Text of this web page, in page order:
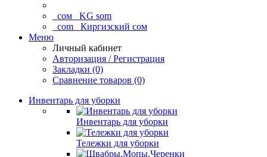
сом KG som
com Киргизский сом
Меню
Личный кабинет
Авторизация / Регистрация
Закладки (0)
Сравнение товаров (0)
Инвентарь для уборки
Инвентарь для уборки
Тележки для уборки